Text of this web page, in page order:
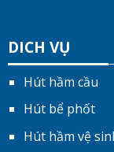
DICH VỤ
Hút hầm cầu
Hút bể phốt
Hút hầm vệ